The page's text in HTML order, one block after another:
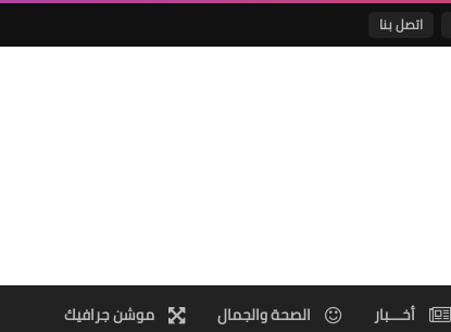
اتصل بنا
أخـــبار الصحة والجمال موشن جرافيك